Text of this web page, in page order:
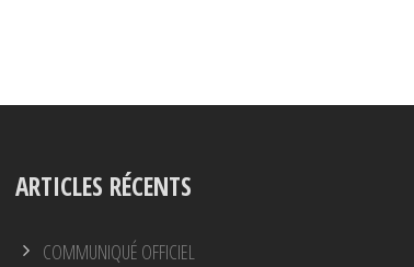
ARTICLES RÉCENTS
COMMUNIQUÉ OFFICIEL